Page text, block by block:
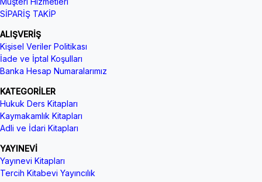
SİPARİŞ TAKİP
ALIŞVERİŞ
Kişisel Veriler Politikası
İade ve İptal Koşulları
Banka Hesap Numaralarımız
KATEGORİLER
Hukuk Ders Kitapları
Kaymakamlık Kitapları
Adli ve İdari Kitapları
YAYINEVİ
Yayınevi Kitapları
Tercih Kitabevi Yayıncılık